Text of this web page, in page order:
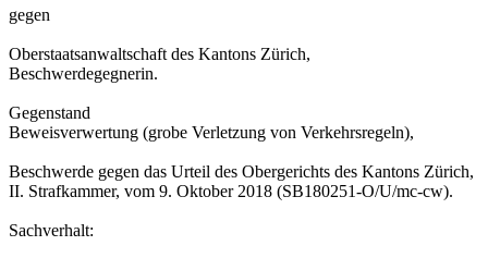
gegen
Oberstaatsanwaltschaft des Kantons Zürich,
Beschwerdegegnerin.
Gegenstand
Beweisverwertung (grobe Verletzung von Verkehrsregeln),
Beschwerde gegen das Urteil des Obergerichts des Kantons Zürich,
II. Strafkammer, vom 9. Oktober 2018 (SB180251-O/U/mc-cw).
Sachverhalt: